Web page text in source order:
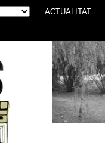
ACTUALITAT